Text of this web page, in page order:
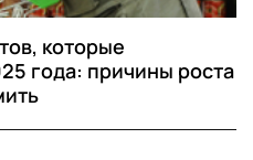
которые
года: причины роста